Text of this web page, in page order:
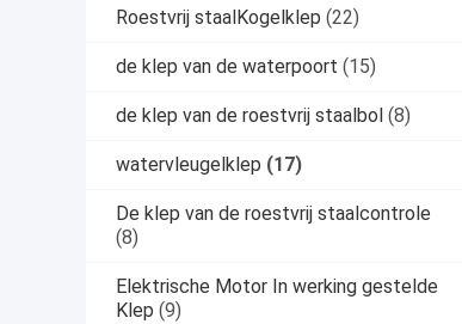
Roestvrij staalKogelklep (22)
de klep van de waterpoort (15)
de klep van de roestvrij staalbol (8)
watervleugelklep (17)
De klep van de roestvrij staalcontrole
(8)
Elektrische Motor In werking gestelde
Klep (9)